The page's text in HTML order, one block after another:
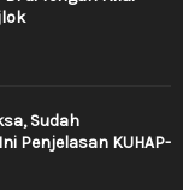
Sudah
Penjelasan KUHAP-